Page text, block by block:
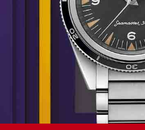
2026年6月欧米茄上海市售后服务